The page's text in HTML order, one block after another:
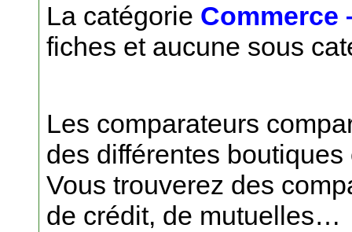
La catégorie Commerce
fiches et aucune sous
Les comparateurs
des différentes
Vous trouverez des
de crédit, de mutuelles…